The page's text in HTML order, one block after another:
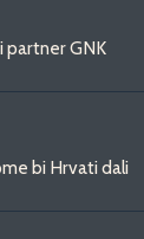
partner GNK
bi Hrvati dali